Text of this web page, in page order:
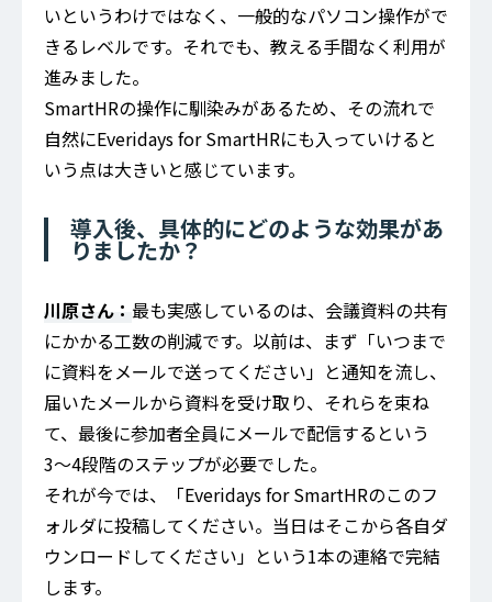
いというわけではなく、一般的なパソコン操作がで
きるレベルです。それでも、教える手間なく利用が
進みました。
SmartHRの操作に馴染みがあるため、その流れで
自然にEveridays for SmartHRにも入っていけると
いう点は大きいと感じています。
導入後、具体的にどのような効果があ
りましたか？
川原さん： 最も実感しているのは、会議資料の共有
にかかる工数の削減です。以前は、まず「いつまで
に資料をメールで送ってください」と通知を流し、
届いたメールから資料を受け取り、それらを束ね
て、最後に参加者全員にメールで配信するという
3〜4段階のステップが必要でした。
それが今では、「Everidays for SmartHRのこのフ
ォルダに投稿してください。当日はそこから各自ダ
ウンロードしてください」という1本の連絡で完結
します。